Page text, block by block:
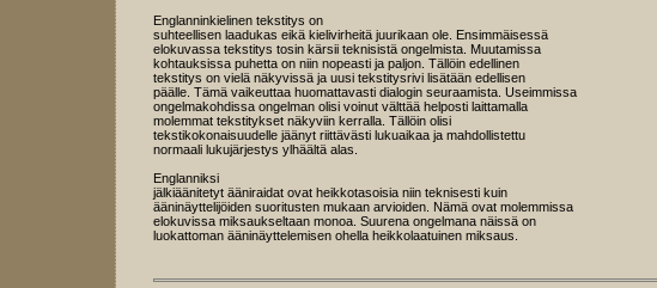
Englanninkielinen tekstitys on
suhteellisen laadukas eikä kielivirheitä juurikaan ole. Ensimmäisessä
elokuvassa tekstitys tosin kärsii teknisistä ongelmista. Muutamissa
kohtauksissa puhetta on niin nopeasti ja paljon. Tällöin edellinen
tekstitys on vielä näkyvissä ja uusi tekstitysrivi lisätään edellisen
päälle. Tämä vaikeuttaa huomattavasti dialogin seuraamista. Useimmissa
ongelmakohdissa ongelman olisi voinut välttää helposti laittamalla
molemmat tekstitykset näkyviin kerralla. Tällöin olisi
tekstikokonaisuudelle jäänyt riittävästi lukuaikaa ja mahdollistettu
normaali lukujärjestys ylhäältä alas.
Englanniksi
jälkiäänitetyt ääniraidat ovat heikkotasoisia niin teknisesti kuin
ääninäyttelijöiden suoritusten mukaan arvioiden. Nämä ovat molemmissa
elokuvissa miksaukseltaan monoa. Suurena ongelmana näissä on
luokattoman ääninäyttelemisen ohella heikkolaatuinen miksaus.